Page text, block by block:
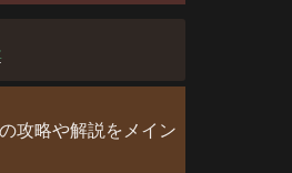
攻略や解説をメイン